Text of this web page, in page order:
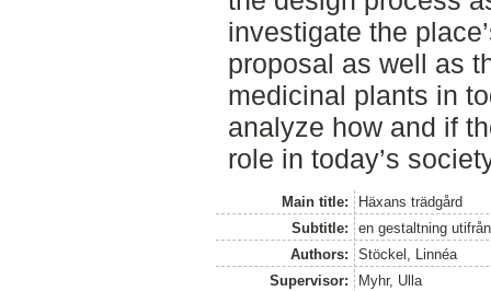
investigate the
proposal as well as
medicinal plants in
analyze how and if
role in today’s
Main title:
Häxans trädgård
Subtitle:
en gestaltning
Authors:
Stöckel, Linnéa
Supervisor:
Myhr, Ulla